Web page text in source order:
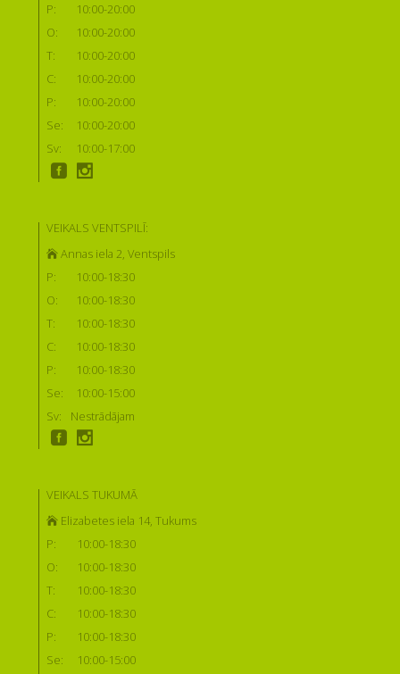
P:
10:00-20:00
O:
10:00-20:00
T:
10:00-20:00
C:
10:00-20:00
P:
10:00-20:00
Se:
10:00-20:00
Sv:
10:00-17:00
VEIKALS VENTSPILĪ:
Annas iela 2, Ventspils
P:
10:00-18:30
O:
10:00-18:30
T:
10:00-18:30
C:
10:00-18:30
P:
10:00-18:30
Se:
10:00-15:00
Sv:
Nestrādājam
VEIKALS TUKUMĀ
Elizabetes iela 14, Tukums
P:
10:00-18:30
O:
10:00-18:30
T:
10:00-18:30
C:
10:00-18:30
P:
10:00-18:30
Se:
10:00-15:00